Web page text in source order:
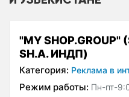
"MY SHOP.GROUP"
SH.A. ИНДП)
Категория: Реклама в
Режим работы: Пн-пт-